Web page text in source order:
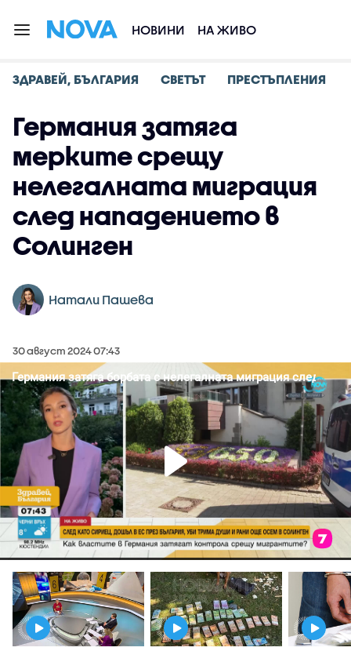
НОВИНИ НА ЖИВО
ЗДРАВЕЙ, БЪЛГАРИЯ СВЕТЪТ ПРЕСТЪПЛЕНИЯ
Германия затяга
мерките срещу
нелегалната миграция
след нападението в
Солинген
Натали Пашева
30 август 2024 07:43